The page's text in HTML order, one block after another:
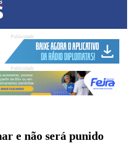
Publicidade
Publicidade
e não será punido